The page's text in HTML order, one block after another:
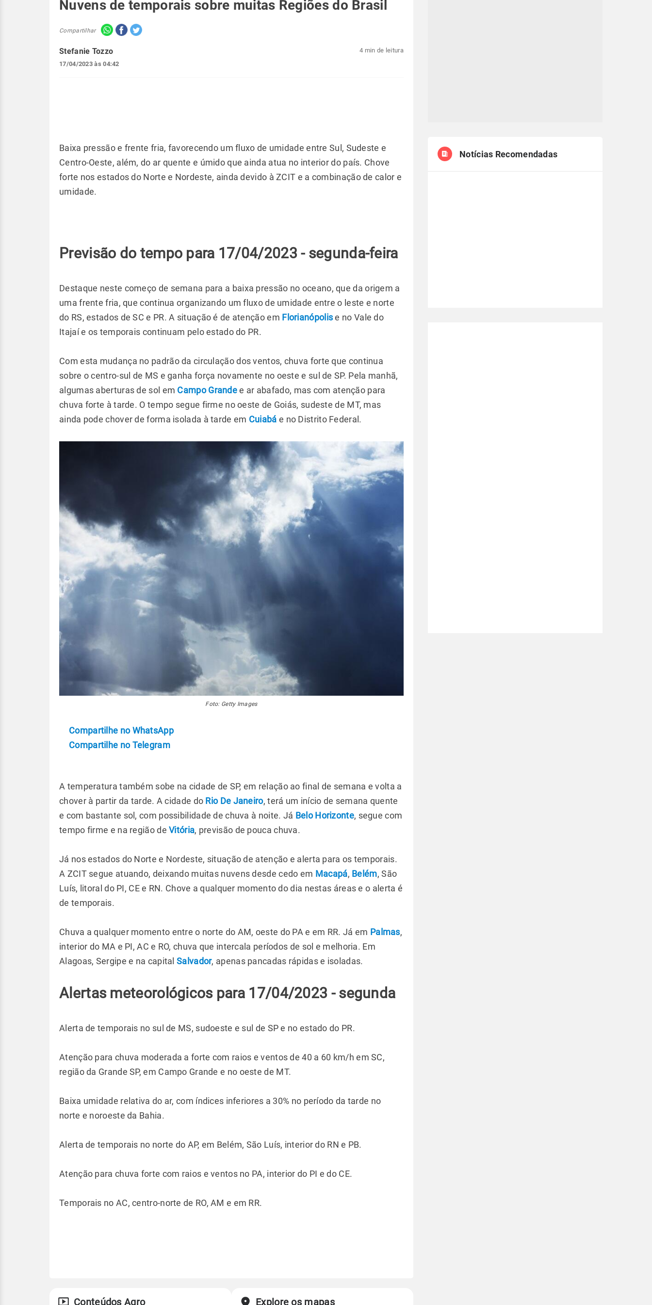
Nuvens de temporais sobre muitas Regiões do Brasil
Compartilhar
Stefanie Tozzo
17/04/2023 às 04:42
4 min de leitura
Baixa pressão e frente fria, favorecendo um fluxo de umidade entre Sul, Sudeste e
Centro-Oeste, além, do ar quente e úmido que ainda atua no interior do país. Chove
forte nos estados do Norte e Nordeste, ainda devido à ZCIT e a combinação de calor e
umidade.
Previsão do tempo para 17/04/2023 - segunda-feira
Destaque neste começo de semana para a baixa pressão no oceano, que da origem a
uma frente fria, que continua organizando um fluxo de umidade entre o leste e norte
do RS, estados de SC e PR. A situação é de atenção em Florianópolise no Vale do
Itajaí e os temporais continuam pelo estado do PR.
Com esta mudança no padrão da circulação dos ventos, chuva forte que continua
sobre o centro-sul de MS e ganha força novamente no oeste e sul de SP. Pela manhã,
algumas aberturas de sol em Campo Grandee ar abafado, mas com atenção para
chuva forte à tarde. O tempo segue firme no oeste de Goiás, sudeste de MT, mas
ainda pode chover de forma isolada à tarde em Cuiabá e no Distrito Federal.
Foto: Getty Images
Compartilhe no WhatsApp
Compartilhe no Telegram
A temperatura também sobe na cidade de SP, em relação ao final de semana e volta a
chover à partir da tarde. A cidade do Rio De Janeiro, terá um início de semana quente
e com bastante sol, com possibilidade de chuva à noite. Já Belo Horizonte, segue com
tempo firme e na região deVitória, previsão de pouca chuva.
Já nos estados do Norte e Nordeste, situação de atenção e alerta para os temporais.
A ZCIT segue atuando, deixando muitas nuvens desde cedo em Macapá, Belém, São
Luís, litoral do PI, CE e RN. Chove a qualquer momento do dia nestas áreas e o alerta é
de temporais.
Chuva a qualquer momento entre o norte do AM, oeste do PA e em RR. Já em Palmas,
interior do MA e PI, AC e RO, chuva que intercala períodos de sol e melhoria. Em
Alagoas, Sergipe e na capitalSalvador, apenas pancadas rápidas e isoladas.
Alertas meteorológicos para 17/04/2023 - segunda
Alerta de temporais no sul de MS, sudoeste e sul de SP e no estado do PR.
Atenção para chuva moderada a forte com raios e ventos de 40 a 60 km/h em SC,
região da Grande SP, em Campo Grande e no oeste de MT.
Baixa umidade relativa do ar, com índices inferiores a 30% no período da tarde no
norte e noroeste da Bahia.
Alerta de temporais no norte do AP, em Belém, São Luís, interior do RN e PB.
Atenção para chuva forte com raios e ventos no PA, interior do PI e do CE.
Temporais no AC, centro-norte de RO, AM e em RR.
Conteúdos Agro Explore os mapas
Notícias Recomendadas